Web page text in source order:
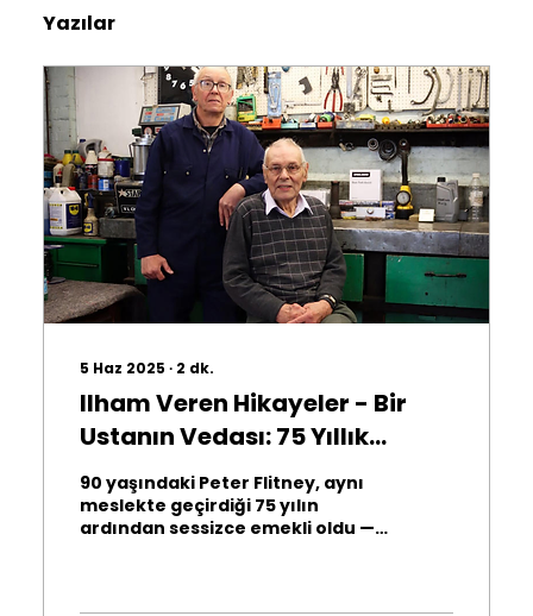
Yazılar
5 Haz 2025 ∙ 2 dk.
Ilham Veren Hikayeler - Bir
Ustanın Vedası: 75 Yıllık
Sadakatin Ardından Gelen
Sessiz Bir İlham
90 yaşındaki Peter Flitney, aynı
meslekte geçirdiği 75 yılın
ardından sessizce emekli oldu —